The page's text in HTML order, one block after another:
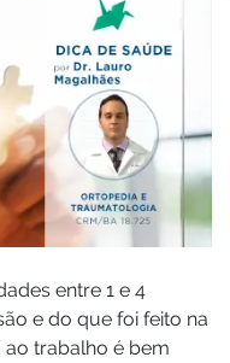
entre 1 e 4
e do que foi feito na
trabalho é bem